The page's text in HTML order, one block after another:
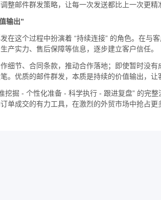
整邮件群发策略，让每一次发送都比上一次更精
输出”
在这个过程中扮演着 “持续连接” 的角色。在与
产实力、售后保障等信息，逐步建立客户信任。
细节、合同条款，推动合作落地；即使暂时没
。优质的邮件群发，本质是持续的价值输出，让
挖掘 - 个性化准备 - 科学执行 - 跟进复盘” 的完
单成交的有力工具，在激烈的外贸市场中抢占更